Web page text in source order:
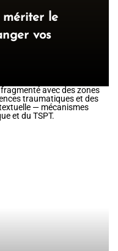
mériter le
vos